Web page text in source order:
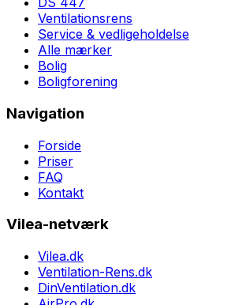
Ventilationsrens
Service & vedligeholdelse
Alle mærker
Bolig
Boligforening
Navigation
Forside
Priser
FAQ
Kontakt
Vilea-netværk
Vilea.dk
Ventilation-Rens.dk
DinVentilation.dk